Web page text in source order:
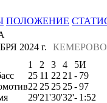
ПОЛОЖЕНИЕ
КЕМЕРОВО
2024 г.
1 2 3 4 5И
25 11 22 21 - 79
22 25 25 25-97
29'21'30'32'- 1:52